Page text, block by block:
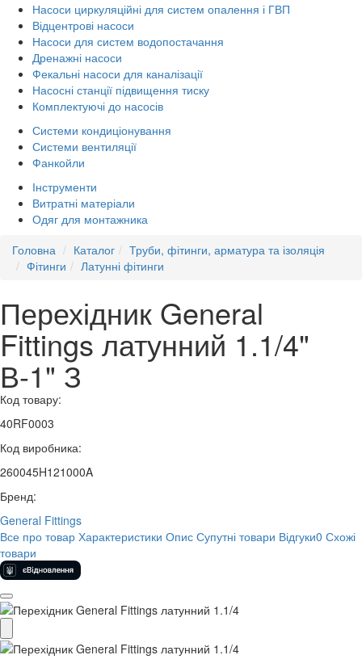
Насоси циркуляційні для систем опалення і ГВП
Відцентрові насоси
Насоси для систем водопостачання
Дренажні насоси
Фекальні насоси для каналізації
Насосні станції підвищення тиску
Комплектуючі до насосів
Системи кондиціонування
Системи вентиляції
Фанкойли
Інструменти
Витратні матеріали
Одяг для монтажника
Головна
Каталог
Труби, фітинги, арматура та ізоляція
Фітинги
Латунні фітинги
Перехідник General
Fittings латунний 1.1/4"
В-1" З
Код товару:
40RF0003
Код виробника:
260045H121000A
Бренд:
General Fittings
Все про товар Характеристики Опис Супутні товари Відгуки0 Схожі
товари